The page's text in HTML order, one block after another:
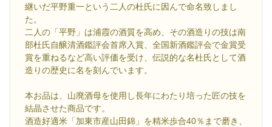
継いだ平野重一という二人の杜氏に因んで命名致しまし
た。
二人の「平野」は浦霞の酒質を高め、その酒造りの技は南
部杜氏自醸清酒鑑評会首席入賞、全国新酒鑑評会で金賞受
賞を重ねるなど高い評価を受け、伝説的な名杜氏として酒
造りの歴史に名を刻んでいます。
本お品は、山廃酒母を使用し長年にわたり培った匠の技を
結晶させた商品です。
酒造好適米「加東市産山田錦」を精米歩合40％まで磨き、